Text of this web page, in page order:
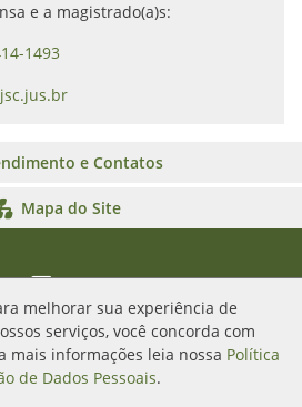
melhorar sua experiência de
serviços, você concorda com
mais informações leia nossa Política
de Dados Pessoais.
e a magistrado(a)s:
1493
e Contatos
Mapa do Site
Threads
Facebook
Acessar YouTube
Acessar Flickr
Acessar SoundCloud
n. 208
901